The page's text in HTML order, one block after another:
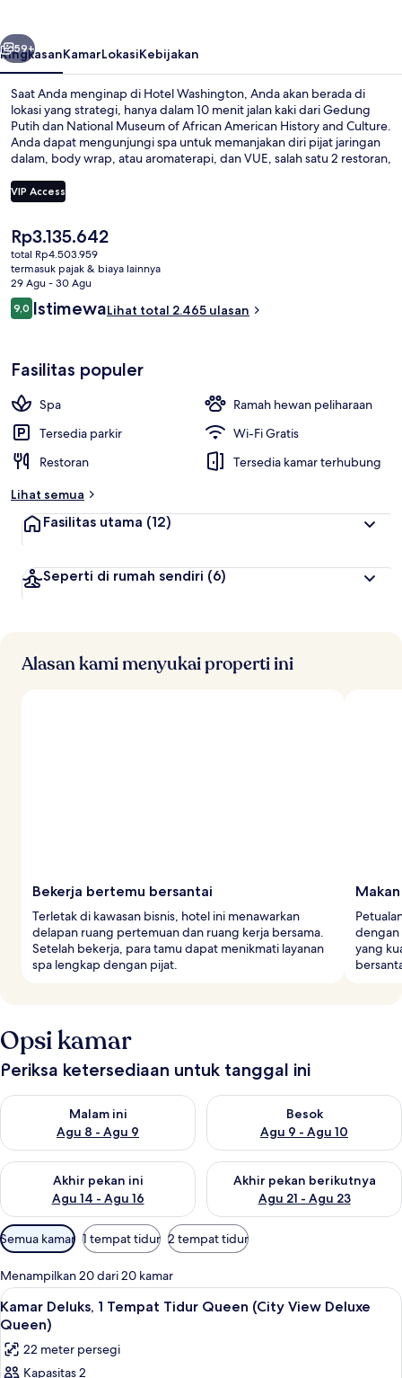
Berikutnya
59+
RingkasanKamarLokasiKebijakan
Saat Anda menginap di Hotel Washington, Anda akan berada di
lokasi yang strategi, hanya dalam 10 menit jalan kaki dari Gedung
Putih dan National Museum of African American History and Culture.
Anda dapat mengunjungi spa untuk memanjakan diri pijat jaringan
dalam, body wrap, atau aromaterapi, dan VUE, salah satu 2 restoran,
fasilitas unggulan di hotel mewah ini seperti, bar/lounge, pusat
kebugaran 24 jam, dan toko roti/camilan. Para traveler terkesan
tidak jauh: Stasiun McPherson Sq. berjarak 7 menit dan Stasiun
Center berjarak 8 menit.
VIP Access
Harga
saat
ini
Rp3.135.642
Rp3.135.642
total Rp4.503.959
termasuk pajak & biaya lainnya
29 Agu - 30 Agu
Ulasan
9,09,0 dari 10
IstimewaLihat total 2.465 ulasan
Fasilitas populer
Spa
Ramah hewan peliharaan
Tersedia parkir
Wi-Fi Gratis
Restoran
Tersedia kamar terhubung
Lihat semua
Fasilitas utama (12)
Seperti di rumah sendiri (6)
Alasan kami menyukai properti ini
Bekerja bertemu bersantai
Terletak di kawasan bisnis, hotel ini menawarkan
delapan ruang pertemuan dan ruang kerja bersama.
Setelah bekerja, para tamu dapat menikmati layanan
spa lengkap dengan pijat.
dengan
yang
Opsi kamar
Periksa ketersediaan untuk tanggal ini
Malam ini
Agu 8 - Agu 9
Periksa ketersediaan untuk malam ini Agu 8 - Agu 9
Besok
Agu 9 - Agu 10
Periksa ketersediaan untuk
Akhir pekan ini
Agu 14 - Agu 16
Periksa ketersediaan untuk akhir pekan ini Agu 14 - Agu 16
Akhir pekan berikutnya
Agu 21 - Agu 23
Periksa ketersediaan untuk
Filter
tersedia
untuk
kamar
Semua kamar 1 tempat tidur 2 tempat tidur
Menampilkan 20 dari 20 kamar
Lihat
semua
foto
untuk
Kamar Deluks, 1 Tempat Tidur
8
Kamar Deluks, 1 Tempat Tidur Queen (City View Deluxe
Queen)
22 meter persegi
Kapasitas 2